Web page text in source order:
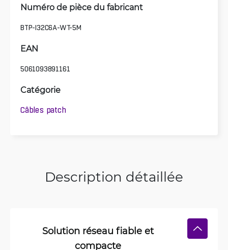
Numéro de pièce du fabricant
BTP-I32C6A-WT-5M
EAN
5061093891161
Catégorie
Câbles patch
Description détaillée
Solution réseau fiable et
compacte